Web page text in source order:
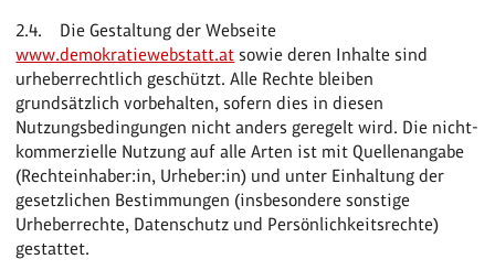
2.4. Die Gestaltung der Webseite
www.demokratiewebstatt.at sowie deren Inhalte sind
urheberrechtlich geschützt. Alle Rechte bleiben
grundsätzlich vorbehalten, sofern dies in diesen
Nutzungsbedingungen nicht anders geregelt wird. Die nicht-
kommerzielle Nutzung auf alle Arten ist mit Quellenangabe
(Rechteinhaber:in, Urheber:in) und unter Einhaltung der
gesetzlichen Bestimmungen (insbesondere sonstige
Urheberrechte, Datenschutz und Persönlichkeitsrechte)
gestattet.